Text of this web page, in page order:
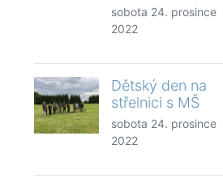
sobota 24. prosince
2022
Dětský den na
střelnici s MŠ
sobota 24. prosince
2022